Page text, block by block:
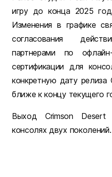
игру до конца 2025
Изменения в графике
согласования
партнерами по офлайн-
сертификации для
конкретную дату
ближе к концу текущего
Выход Crimson
консолях двух поколений.